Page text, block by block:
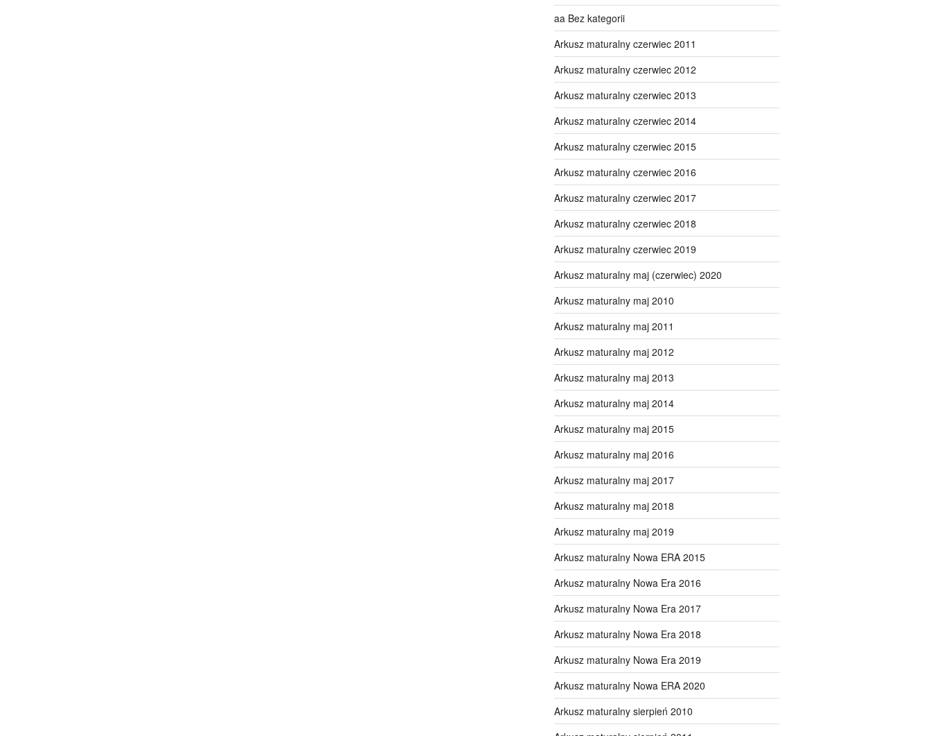
aa Bez kategorii
Arkusz maturalny czerwiec 2011
Arkusz maturalny czerwiec 2012
Arkusz maturalny czerwiec 2013
Arkusz maturalny czerwiec 2014
Arkusz maturalny czerwiec 2015
Arkusz maturalny czerwiec 2016
Arkusz maturalny czerwiec 2017
Arkusz maturalny czerwiec 2018
Arkusz maturalny czerwiec 2019
Arkusz maturalny maj (czerwiec) 2020
Arkusz maturalny maj 2010
Arkusz maturalny maj 2011
Arkusz maturalny maj 2012
Arkusz maturalny maj 2013
Arkusz maturalny maj 2014
Arkusz maturalny maj 2015
Arkusz maturalny maj 2016
Arkusz maturalny maj 2017
Arkusz maturalny maj 2018
Arkusz maturalny maj 2019
Arkusz maturalny Nowa ERA 2015
Arkusz maturalny Nowa Era 2016
Arkusz maturalny Nowa Era 2017
Arkusz maturalny Nowa Era 2018
Arkusz maturalny Nowa Era 2019
Arkusz maturalny Nowa ERA 2020
Arkusz maturalny sierpień 2010